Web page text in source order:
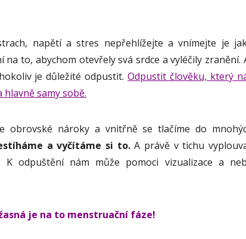
napětí a stres nepřehlížejte a vnímejte je
to, abychom otevřely svá srdce a vyléčily zranění.
je důležité odpustit.Odpustit člověku, který
samy sobě.
obrovské nároky a vnitřně se tlačíme do
a vyčítáme si to.A právě v tichu
odpuštění nám může pomoci vizualizace a
je na to menstruační fáze!